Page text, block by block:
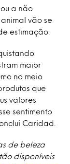
a não
vão se
estimação.
maior
no meio
que
valores
sentimento
Caridad.
de beleza
disponíveis